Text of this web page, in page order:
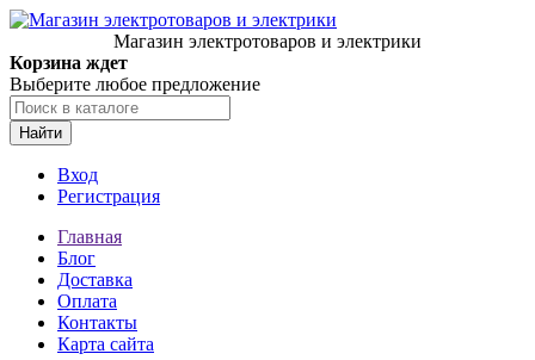
Магазин электротоваров и электрики
Корзина ждет
Выберите любое предложение
Найти
Вход
Регистрация
Главная
Блог
Доставка
Оплата
Контакты
Карта сайта